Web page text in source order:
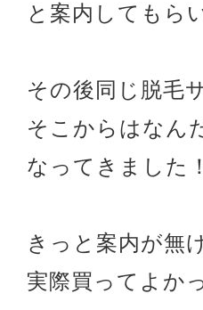
と案内してもら
その後同じ脱毛
そこからはなん
なってきました！
きっと案内が無
実際買ってよか